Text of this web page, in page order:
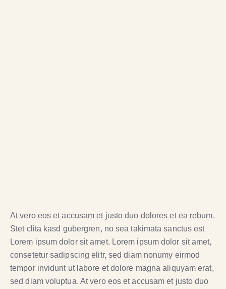
At vero eos et accusam et justo duo dolores et ea rebum.
Stet clita kasd gubergren, no sea takimata sanctus est
Lorem ipsum dolor sit amet. Lorem ipsum dolor sit amet,
consetetur sadipscing elitr, sed diam nonumy eirmod
tempor invidunt ut labore et dolore magna aliquyam erat,
sed diam voluptua. At vero eos et accusam et justo duo